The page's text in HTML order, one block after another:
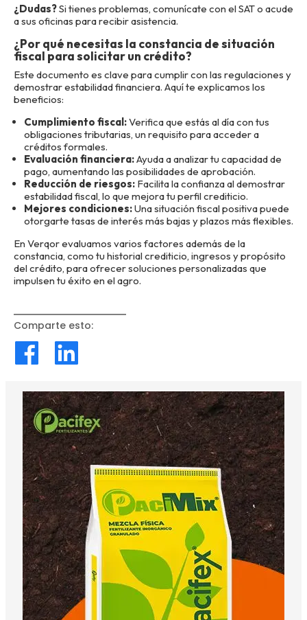
¿Dudas?Si tienes problemas, comunícate con el SAT o acude
a sus oficinas para recibir asistencia.
¿Por qué necesitas la constancia de situación
fiscal para solicitar un crédito?
Este documento es clave para cumplir con las regulaciones y
demostrar estabilidad financiera. Aquí te explicamos los
beneficios:
Cumplimiento fiscal:Verifica que estás al día con tus
obligaciones tributarias, un requisito para acceder a
créditos formales.
Evaluación financiera:Ayuda a analizar tu capacidad de
pago, aumentando las posibilidades de aprobación.
Reducción de riesgos: Facilita la confianza al demostrar
estabilidad fiscal, lo que mejora tu perfil crediticio.
Mejores condiciones:Una situación fiscal positiva puede
otorgarte tasas de interés más bajas y plazos más flexibles.
En Verqor evaluamos varios factores además de la
constancia, como tu historial crediticio, ingresos y propósito
del crédito, para ofrecer soluciones personalizadas que
impulsen tu éxito en el agro.
Comparte esto: